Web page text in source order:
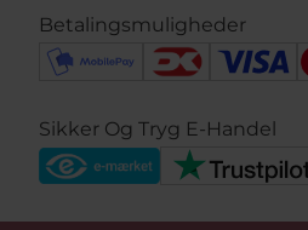
Betalingsmuligheder
Sikker Og Tryg E-Handel